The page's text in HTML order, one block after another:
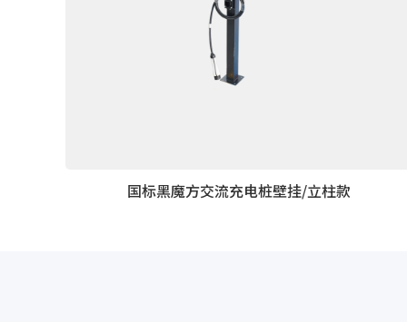
国标黑魔方交流充电桩壁挂/立柱款